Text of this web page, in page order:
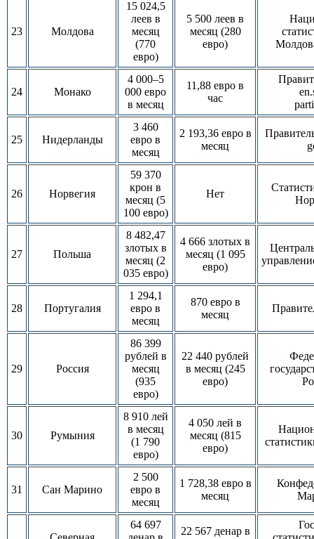
23 Молдова
15 024,5
леев в
месяц
(770
евро)
5 500 леев в
месяц (280
евро)
24 Монако
4 000–5
000 евро
в месяц
11,88 евро в
час
25 Нидерланды
3 460
евро в
месяц
2 193,36 евро в
месяц
26 Норвегия
59 370
крон в
месяц (5
100 евро)
Нет
27 Польша
8 482,47
злотых в
месяц (2
035 евро)
4 666 злотых в
месяц (1 095
евро)
28 Португалия
1 294,1
евро в
месяц
870 евро в
месяц
29 Россия
86 399
рублей в
месяц
(935
евро)
22 440 рублей
в месяц (245
евро)
30 Румыния
8 910 лей
в месяц
(1 790
евро)
4 050 лей в
месяц (815
евро)
31 Сан Марино
2 500
евро в
месяц
1 728,38 евро в
месяц
64 697
22 567 денар в